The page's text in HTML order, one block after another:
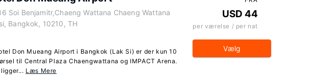
Soi Benjamitr,Chaeng Wattana Chaeng Wattana
Bangkok, 10210, TH
Don Mueang Airport i Bangkok (Lak Si) er der kun 10
til Central Plaza Chaengwattana og IMPACT Arena.
Læs Mere
USD 44
per værelse / per nat
Vælg